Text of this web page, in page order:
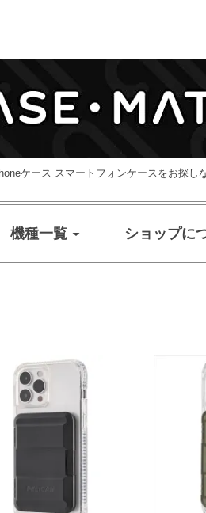
ケース スマートフォンケースをお探し
機種一覧 ショップに